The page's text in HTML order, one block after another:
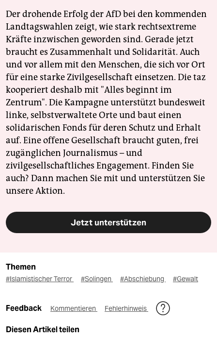
Der drohende Erfolg der AfD bei den kommenden
Landtagswahlen zeigt, wie stark rechtsextreme
Kräfte inzwischen geworden sind. Gerade jetzt
braucht es Zusammenhalt und Solidarität. Auch
und vor allem mit den Menschen, die sich vor Ort
für eine starke Zivilgesellschaft einsetzen. Die taz
kooperiert deshalb mit "Alles beginnt im
Zentrum". Die Kampagne unterstützt bundesweit
linke, selbstverwaltete Orte und baut einen
solidarischen Fonds für deren Schutz und Erhalt
auf. Eine offene Gesellschaft braucht guten, frei
zugänglichen Journalismus – und
zivilgesellschaftliches Engagement. Finden Sie
auch? Dann machen Sie mit und unterstützen Sie
unsere Aktion.
Jetzt unterstützen
Themen
#Islamistischer Terror #Solingen #Abschiebung #Gewalt
Feedback Kommentieren Fehlerhinweis
Diesen Artikel teilen